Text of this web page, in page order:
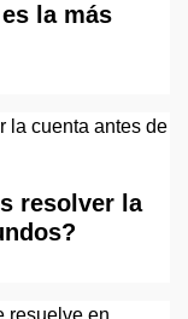
la más
resolver la